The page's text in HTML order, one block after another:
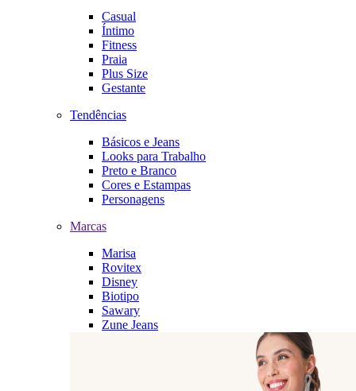
Casual
Íntimo
Fitness
Praia
Plus Size
Gestante
Tendências
Básicos e Jeans
Looks para Trabalho
Preto e Branco
Cores e Estampas
Personagens
Marcas
Marisa
Rovitex
Disney
Biotipo
Sawary
Zune Jeans